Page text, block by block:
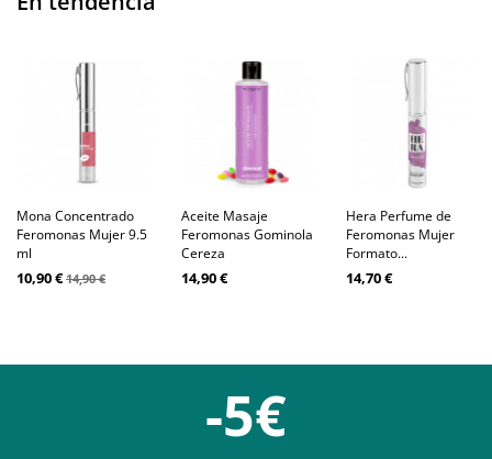
Mona Concentrado
Feromonas Mujer 9.5
ml
10,90 €14,90 €
Aceite Masaje
Feromonas Gominola
Cereza
14,90 €
Hera Perfume de
Feromonas Mujer
Formato...
14,70 €
-5€